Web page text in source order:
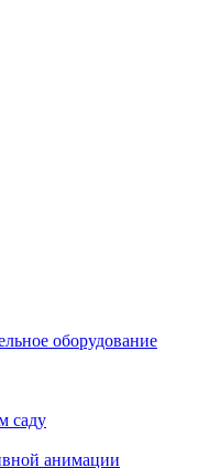
оборудование
саду
анимации